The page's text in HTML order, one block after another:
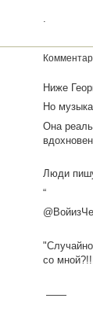
.
Ниже
Но
Она
Люди
“
со
——